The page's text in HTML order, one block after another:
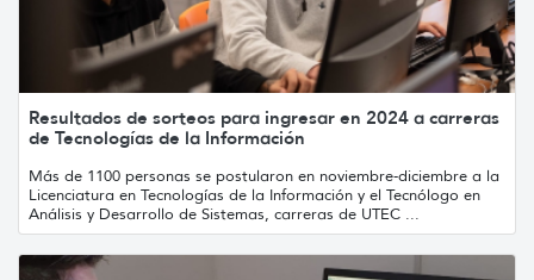
Resultados de sorteos para ingresar en 2024 a carreras
de Tecnologías de la Información
Más de 1100 personas se postularon en noviembre-diciembre a la
Licenciatura en Tecnologías de la Información y el Tecnólogo en
Análisis y Desarrollo de Sistemas, carreras de UTEC ...